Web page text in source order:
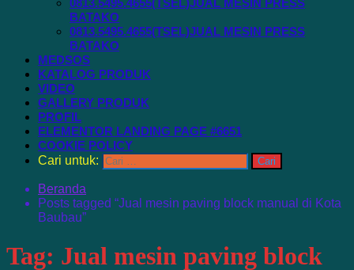
0813.5495.4655(TSEL)JUAL MESIN PRESS
BATAKO
0813.5495.4655(TSEL)JUAL MESIN PRESS
BATAKO
MEDSOS
KATALOG PRODUK
VIDEO
GALLERY PRODUK
PROFIL
ELEMENTOR LANDING PAGE #6651
COOKIE POLICY
Cari untuk:
Beranda
Posts tagged “Jual mesin paving block manual di Kota
Baubau”
Tag: Jual mesin paving block